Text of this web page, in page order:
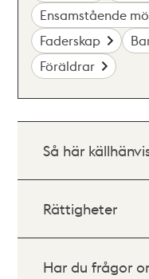
Ensamstående
Faderskap
Föräldrar
Så här
Rättigheter
Har du frågor